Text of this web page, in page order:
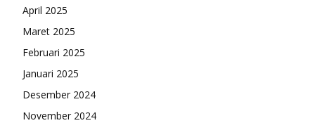
April 2025
Maret 2025
Februari 2025
Januari 2025
Desember 2024
November 2024